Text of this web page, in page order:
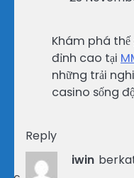
Khám phá
đỉnh cao tại
những trải
casino sống
Reply
iwin